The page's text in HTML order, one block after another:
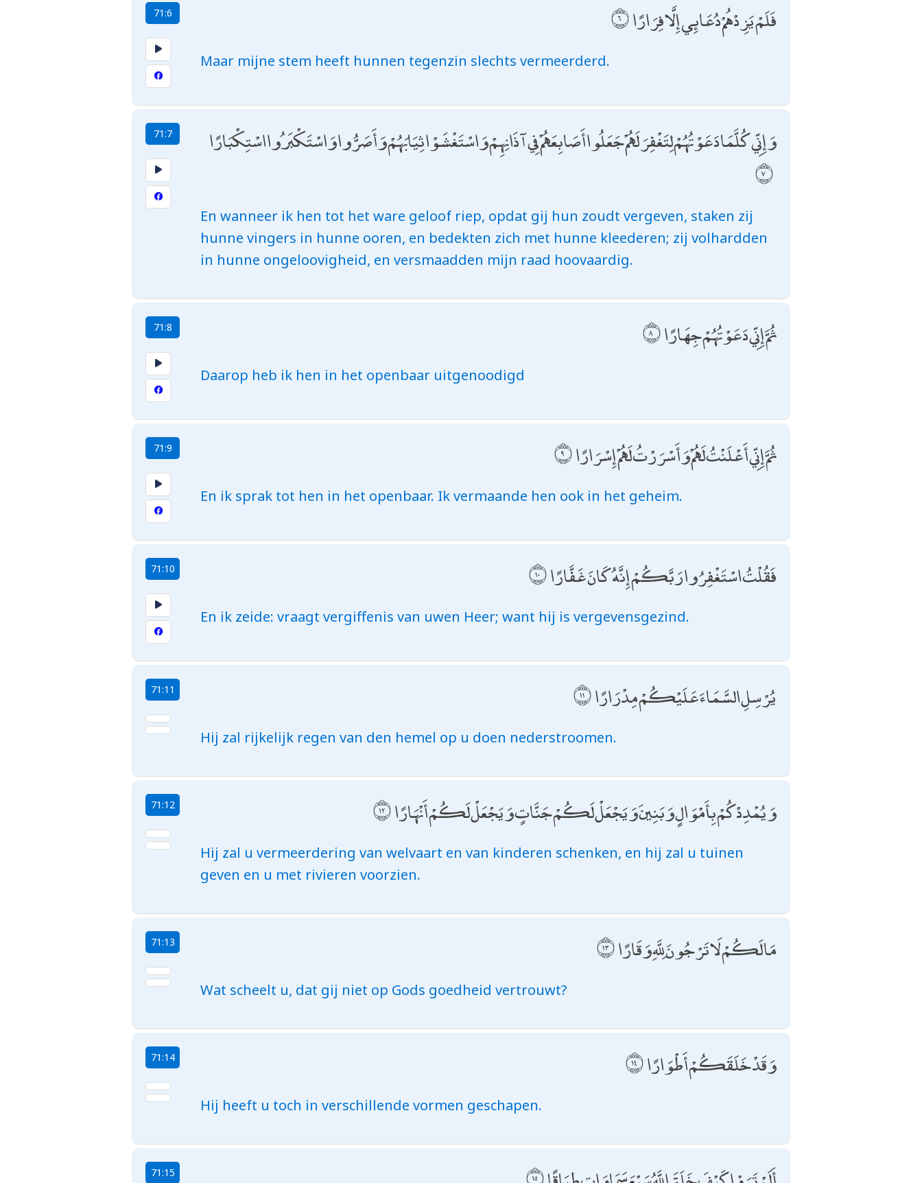
71:6 فَلَمْ يَزِدْهُمْ دُعَائِي إِلَّا فِرَارًا
Maar mijne stem heeft hunnen tegenzin slechts vermeerderd.
71:7 وَإِنِّي كُلَّمَا دَعَوْتُهُمْ لِتَغْفِرَ لَهُمْ جَعَلُوا أَصَابِعَهُمْ فِي آذَانِهِمْ وَاسْتَغْشَوْا ثِيَابَهُمْ وَأَصَرُّوا وَاسْتَكْبَرُوا اسْتِكْبَارًا
En wanneer ik hen tot het ware geloof riep, opdat gij hun zoudt vergeven, staken zij
hunne vingers in hunne ooren, en bedekten zich met hunne kleederen; zij volhardden
in hunne ongeloovigheid, en versmaadden mijn raad hoovaardig.
71:8 ثُمَّ إِنِّي دَعَوْتُهُمْ جِهَارًا
Daarop heb ik hen in het openbaar uitgenoodigd
71:9 ثُمَّ إِنِّي أَعْلَنْتُ لَهُمْ وَأَسْرَرْتُ لَهُمْ إِسْرَارًا
En ik sprak tot hen in het openbaar. Ik vermaande hen ook in het geheim.
71:10 فَقُلْتُ اسْتَغْفِرُوا رَبَّكُمْ إِنَّهُ كَانَ غَفَّارًا
En ik zeide: vraagt vergiffenis van uwen Heer; want hij is vergevensgezind.
71:11 يُرْسِلِ السَّمَاءَ عَلَيْكُمْ مِدْرَارًا
Hij zal rijkelijk regen van den hemel op u doen nederstroomen.
71:12 وَيُمْدِدْكُمْ بِأَمْوَالٍ وَبَنِينَ وَيَجْعَلْ لَكُمْ جَنَّاتٍ وَيَجْعَلْ لَكُمْ أَنْهَارًا
Hij zal u vermeerdering van welvaart en van kinderen schenken, en hij zal u tuinen
geven en u met rivieren voorzien.
71:13 مَا لَكُمْ لَا تَرْجُونَ لِلَّهِ وَقَارًا
Wat scheelt u, dat gij niet op Gods goedheid vertrouwt?
71:14 وَقَدْ خَلَقَكُمْ أَطْوَارًا
Hij heeft u toch in verschillende vormen geschapen.
71:15